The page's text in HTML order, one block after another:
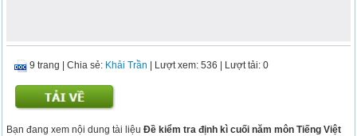
9 trang |Chia sẻ: Khải Trần | Lượt xem: 536 | Lượt tải: 0
Bạn đang xem nội dung tài liệuĐề kiểm tra định kì cuối năm môn Tiếng Việt